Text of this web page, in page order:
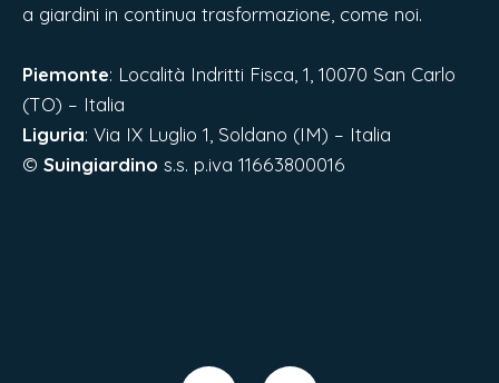
a giardini in continua trasformazione, come noi.
Piemonte: Località Indritti Fisca, 1, 10070 San Carlo
(TO) – Italia
Liguria: Via IX Luglio 1, Soldano (IM) – Italia
© Suingiardino s.s. p.iva 11663800016